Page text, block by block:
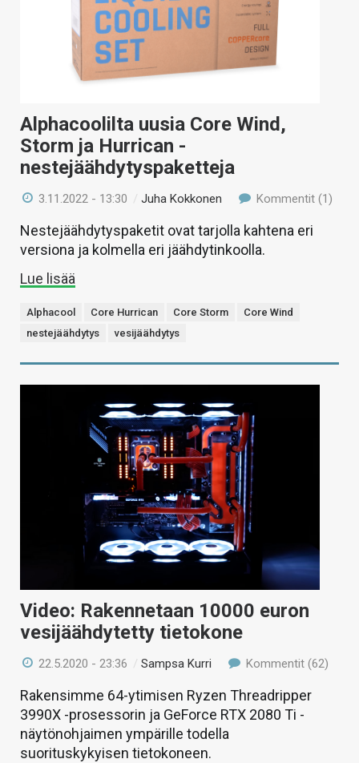
Alphacoolilta uusia Core Wind,
Storm ja Hurrican -
nestejäähdytyspaketteja
3.11.2022 - 13:30 /Juha Kokkonen Kommentit (1)
Nestejäähdytyspaketit ovat tarjolla kahtena eri
versiona ja kolmella eri jäähdytinkoolla.
Lue lisää
Alphacool Core Hurrican Core Storm
Core Wind
nestejäähdytys
vesijäähdytys
Video: Rakennetaan 10000 euron
vesijäähdytetty tietokone
22.5.2020 - 23:36 /Sampsa Kurri Kommentit (62)
Rakensimme 64-ytimisen Ryzen Threadripper
3990X -prosessorin ja GeForce RTX 2080 Ti -
näytönohjaimen ympärille todella
suorituskykyisen tietokoneen.